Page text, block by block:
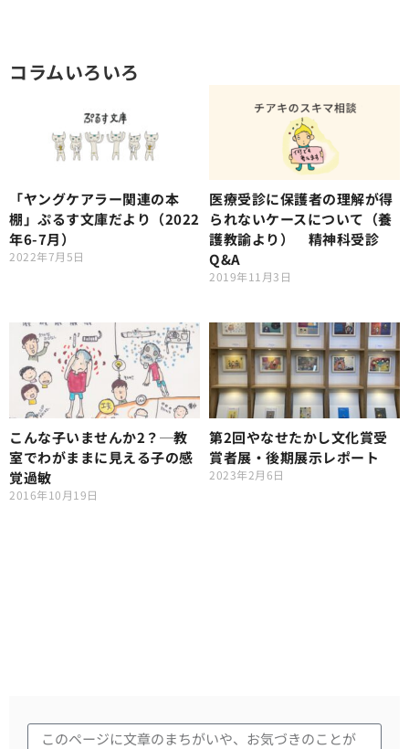
コラムいろいろ
「ヤングケアラー関連の本
棚」ぷるす文庫だより（2022
年6-7月）
2022年7月5日
医療受診に保護者の理解が得
られないケースについて（養
護教諭より） 精神科受診
Q&A
2019年11月3日
こんな子いませんか2？─教
室でわがままに見える子の感
覚過敏
2016年10月19日
第2回やなせたかし文化賞受
賞者展・後期展示レポート
2023年2月6日